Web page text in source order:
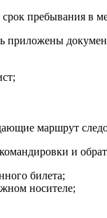
пребывания в
маршрут
и
билета;
носителе;